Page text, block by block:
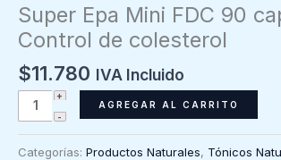
Super Epa Mini FDC 90
Control de colesterol
$11.780 IVA Incluido
Super
Epa
AGREGAR AL CARRITO
Categorías: Productos Naturales, Tónicos